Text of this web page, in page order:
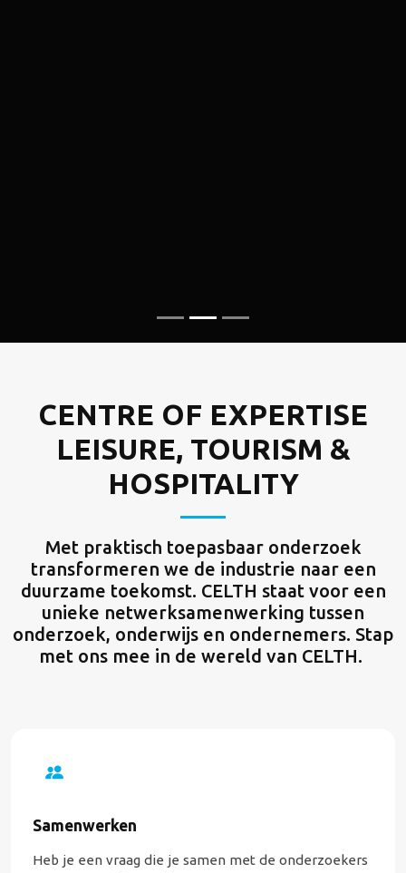
CENTRE OF EXPERTISE
LEISURE, TOURISM &
HOSPITALITY
Met praktisch toepasbaar onderzoek
transformeren we de industrie naar een
duurzame toekomst. CELTH staat voor een
unieke netwerksamenwerking tussen
onderzoek, onderwijs en ondernemers. Stap
met ons mee in de wereld van CELTH.
Samenwerken
Heb je een vraag die je samen met de onderzoekers